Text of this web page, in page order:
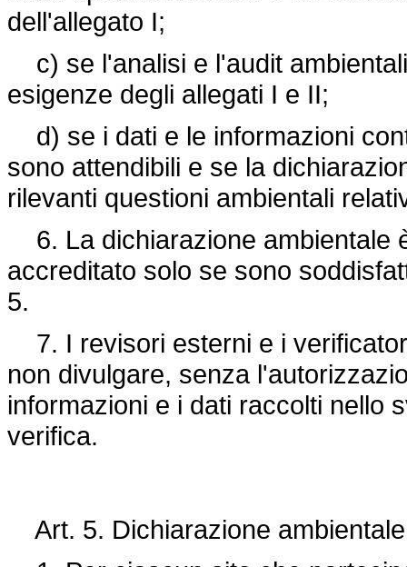
dell'allegato I;
c) se l'analisi e l'audit
esigenze degli allegati I e II;
d) se i dati e le informazioni
sono attendibili e se la
rilevanti questioni ambientali
6. La dichiarazione ambientale
accreditato solo se sono
5.
7. I revisori esterni e i
non divulgare, senza
informazioni e i dati raccolti nello
verifica.
Art. 5. Dichiarazione